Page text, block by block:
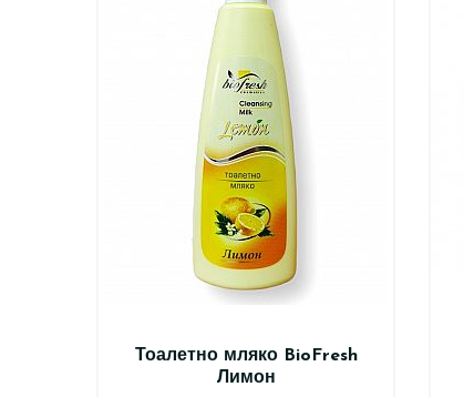
Тоалетно мляко BioFresh
Лимон